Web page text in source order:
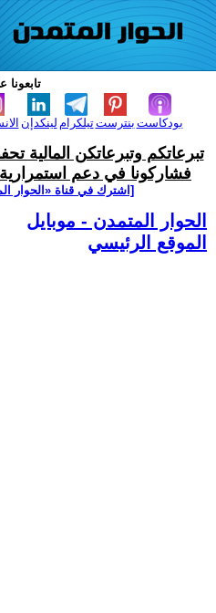
تابعونا
لينكدإن تيلكرامبنترست بودكاست
تبرعاتكم وتبرعاتكن المالية
فشاركونا في دعم استمرارية
[اشترك في قناة ‫«الحوار
الحوار المتمدن - موبايل
الموقع الرئيسي